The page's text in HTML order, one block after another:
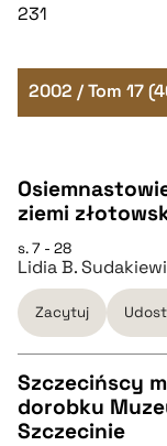
231
2002 / Tom 17
ziemi
s. 7 - 28
Lidia B.
Zacytuj
CZYSTY TEKST
Szczecińscy
dorobku
Szczecinie